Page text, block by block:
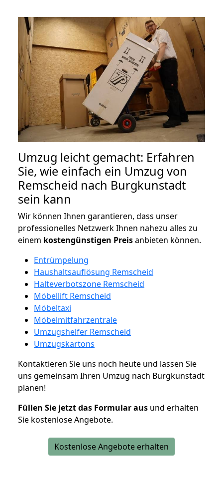
Umzug leicht gemacht: Erfahren
Sie, wie einfach ein Umzug von
Remscheid nach Burgkunstadt
sein kann
Wir können Ihnen garantieren, dass unser
professionelles Netzwerk Ihnen nahezu alles zu
einem kostengünstigen Preisanbieten können.
Entrümpelung
Haushaltsauflösung Remscheid
Halteverbotszone Remscheid
Möbellift Remscheid
Möbeltaxi
Möbelmitfahrzentrale
Umzugshelfer Remscheid
Umzugskartons
Kontaktieren Sie uns noch heute und lassen Sie
uns gemeinsam Ihren Umzug nach Burgkunstadt
planen!
Füllen Sie jetzt das Formular aus und erhalten
Sie kostenlose Angebote.
Kostenlose Angebote erhalten